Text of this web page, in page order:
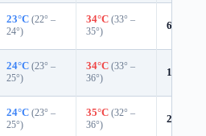
23°C (22° –
24°)
34°C (33° –
35°)
6%
24°C (23° –
25°)
34°C (33° –
36°)
16%
24°C (23° –
25°)
35°C (32° –
36°)
24%